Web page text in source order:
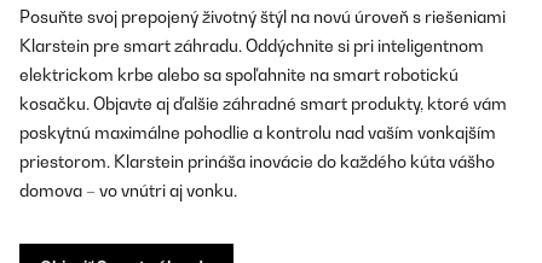
Posuňte svoj prepojený životný štýl na novú úroveň s riešeniami
Klarstein pre smart záhradu. Oddýchnite si pri inteligentnom
elektrickom krbe alebo sa spoľahnite na smart robotickú
kosačku. Objavte aj ďalšie záhradné smart produkty, ktoré vám
poskytnú maximálne pohodlie a kontrolu nad vaším vonkajším
priestorom. Klarstein prináša inovácie do každého kúta vášho
domova – vo vnútri aj vonku.